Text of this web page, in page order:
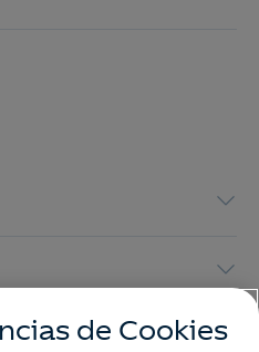
de Cookies